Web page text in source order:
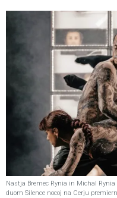
Nastja Bremec Rynia in Michal
duom Silence nocoj na Cerju